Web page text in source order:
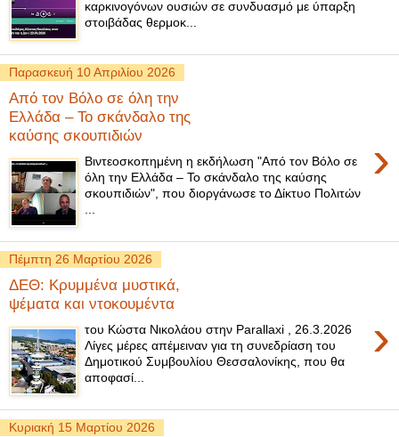
καρκινογόνων ουσιών σε συνδυασμό με ύπαρξη
στοιβάδας θερμοκ...
Παρασκευή 10 Απριλίου 2026
Από τον Βόλο σε όλη την
Ελλάδα – Το σκάνδαλο της
καύσης σκουπιδιών
›
Βιντεοσκοπημένη η εκδήλωση "Από τον Βόλο σε
όλη την Ελλάδα – Το σκάνδαλο της καύσης
σκουπιδιών", που διοργάνωσε το Δίκτυο Πολιτών
Πέμπτη 26 Μαρτίου 2026
ΔΕΘ: Κρυμμένα μυστικά,
ψέματα και ντοκουμέντα
›
του Κώστα Νικολάου στην Parallaxi , 26.3.2026
Λίγες μέρες απέμειναν για τη συνεδρίαση του
Δημοτικού Συμβουλίου Θεσσαλονίκης, που θα
αποφασί...
Κυριακή 15 Μαρτίου 2026